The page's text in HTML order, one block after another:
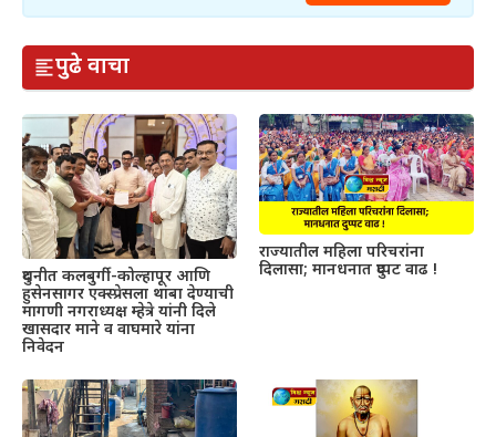
पुढे वाचा
दुधनीत कलबुर्गी-कोल्हापूर आणि
हुसेनसागर एक्स्प्रेसला थांबा देण्याची
मागणी नगराध्यक्ष म्हेत्रे यांनी दिले
खासदार माने व वाघमारे यांना
निवेदन
राज्यातील महिला परिचरांना
दिलासा; मानधनात दुप्पट वाढ !